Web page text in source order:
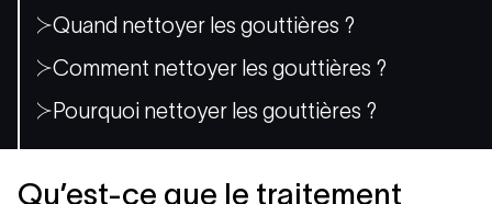
Quand nettoyer les gouttières ?
Comment nettoyer les gouttières ?
Pourquoi nettoyer les gouttières ?
Qu’est-ce que le traitement